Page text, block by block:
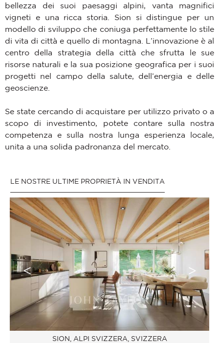
bellezza dei suoi paesaggi alpini, vanta magnifici
vigneti e una ricca storia. Sion si distingue per un
modello di sviluppo che coniuga perfettamente lo stile
di vita di città e quello di montagna. L’innovazione è al
centro della strategia della città che sfrutta le sue
risorse naturali e la sua posizione geografica per i suoi
progetti nel campo della salute, dell’energia e delle
geoscienze.
Se state cercando di acquistare per utilizzo privato o a
scopo di investimento, potete contare sulla nostra
competenza e sulla nostra lunga esperienza locale,
unita a una solida padronanza del mercato.
LE NOSTRE ULTIME PROPRIETÀ IN VENDITA
SION, ALPI SVIZZERA, SVIZZERA